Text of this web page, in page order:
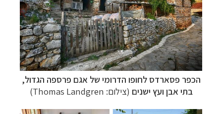
הכפר פסארדס לחופו הדרומי של אגם פרספה הגדול,
בתי אבן ועץ ישנים (צילום: Thomas Landgren)